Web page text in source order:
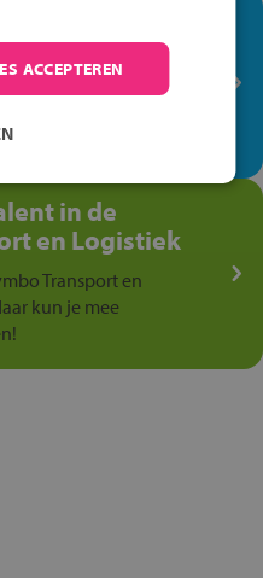
ben je op je
het vmbo jouw talent
in de
en Logistiek
Transport en
kun je mee
ACCEPTEREN